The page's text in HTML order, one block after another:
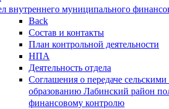
внутреннего муниципального
Back
Состав и контакты
План контрольной деятельности
НПА
Деятельность отдела
Соглашения о передаче
образованию Лабинский район
финансовому контролю